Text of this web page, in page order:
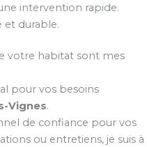
intervention rapide.
et durable.
votre habitat sont mes
pour vos besoins
Vignes.
de confiance pour vos
ou entretiens, je suis à